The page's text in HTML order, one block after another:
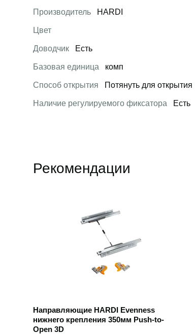
Производитель HARDI
Цвет
Доводчик Есть
Базовая единица комп
Способ открытия Потянуть для открытия
Наличие регулируемого фиксатора Есть
Рекомендации
Направляющие HARDI Evenness
нижнего крепления 350мм Push-to-
Open 3D